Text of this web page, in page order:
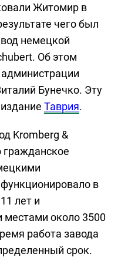
Житомир в
чего был
немецкой
Об этом
Бунечко. Эту
Таврия.
Kromberg &
в
лет и
местами около 3500
работа завода
срок.